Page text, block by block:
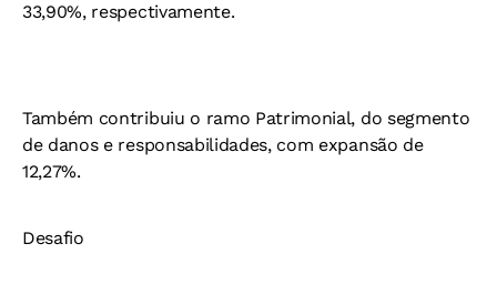
33,90%, respectivamente.
Também contribuiu o ramo Patrimonial, do segmento
de danos e responsabilidades, com expansão de
12,27%.
Desafio